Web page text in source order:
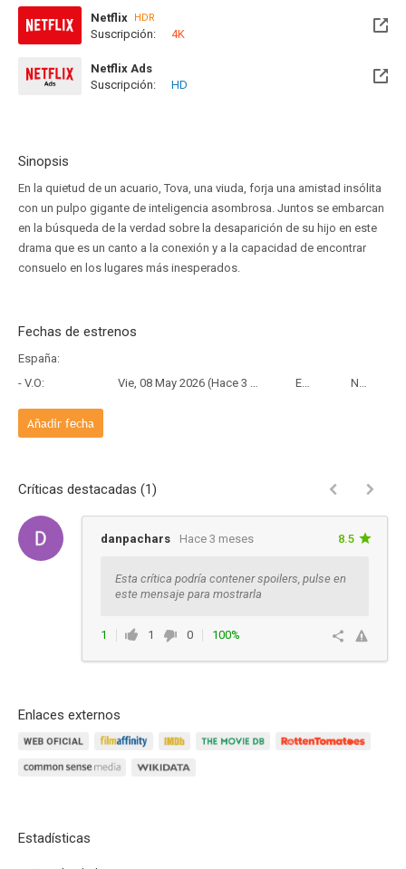
Netflix HDR
Suscripción: 4K
Netflix Ads
Suscripción:
HD
Sinopsis
En la quietud de un acuario, Tova, una viuda, forja una amistad insólita
con un pulpo gigante de inteligencia asombrosa. Juntos se embarcan
en la búsqueda de la verdad sobre la desaparición de su hijo en este
drama que es un canto a la conexión y a la capacidad de encontrar
consuelo en los lugares más inesperados.
Fechas de estrenos
España:
- V.O:
Vie, 08 May 2026 (Hace 3 meses y 1 día) Estreno Netflix
Añadir fecha
Críticas destacadas (1)
danpachars Hace 3 meses 8.5
Esta crítica podría contener spoilers, pulse en
este mensaje para mostrarla
1 1 0
100%
Enlaces externos
Estadísticas